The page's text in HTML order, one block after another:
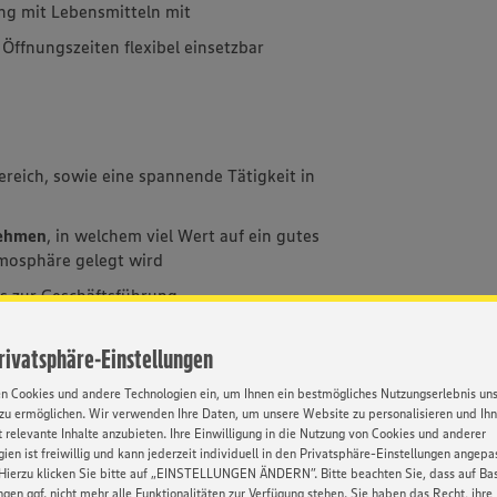
Einstellungen
Cookies und andere Technologien ein, um Ihnen ein bestmögliches Nutzungserlebnis
ermöglichen. Wir verwenden Ihre Daten, um unsere Website zu personalisieren und
relevante Inhalte anzubieten. Ihre Einwilligung in die Nutzung von Cookies und anderer
ist freiwillig und kann jederzeit individuell in den Privatsphäre-Einstellungen
klicken Sie bitte auf „EINSTELLUNGEN ÄNDERN”. Bitte beachten Sie, dass auf
ggf. nicht mehr alle Funktionalitäten zur Verfügung stehen. Sie haben das Recht, ihre
mit Lebensmitteln mit
flexibel einsetzbar
sowie eine spannende Tätigkeit in
, in welchem viel Wert auf ein gutes
gelegt wird
zur Geschäftsführung
und
eine betriebliche Altersvorsorge